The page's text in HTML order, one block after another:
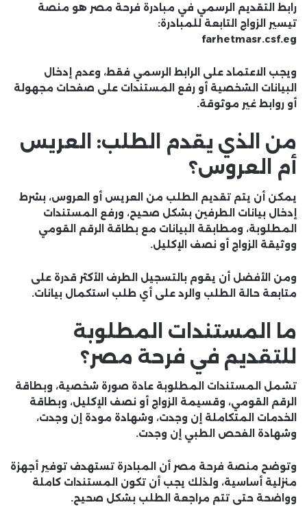
رابط التقديم الرسمي في مبادرة فرحة مصر هو منصة
تيسير الزواج التابعة للمبادرة:
farhetmasr.csf.eg
ويجب الاعتماد على الرابط الرسمي فقط، وعدم إدخال
البيانات الشخصية أو رفع المستندات على صفحات مجهولة
أو روابط غير موثوقة.
من الذي يقدم الطلب: العريس
أم العروس؟
يمكن أن يتم تقديم الطلب من العريس أو العروس، بشرط
إدخال بيانات الطرفين بشكل صحيح، ورفع المستندات
المطلوبة، ومطابقة البيانات مع بطاقة الرقم القومي
ووثيقة الزواج أو نصف الإكليل.
ومن الأفضل أن يقوم بالتسجيل الطرف الأكثر قدرة على
متابعة حالة الطلب والرد على أي طلب استكمال بيانات.
ما المستندات المطلوبة
للتقديم في فرحة مصر؟
تشمل المستندات المطلوبة عادة صورة شخصية، وبطاقة
الرقم القومي، وقسيمة الزواج أو نصف الإكليل، وبطاقة
الخدمات المتكاملة إن وجدت، وشهادة مودة إن وجدت،
وشهادة الفحص الطبي إن وجدت.
وتوضح منصة فرحة مصر أن المبادرة تستهدف توفير أجهزة
منزلية أساسية، ولذلك يجب أن تكون المستندات كاملة
وواضحة حتى تتم مراجعة الطلب بشكل صحيح.